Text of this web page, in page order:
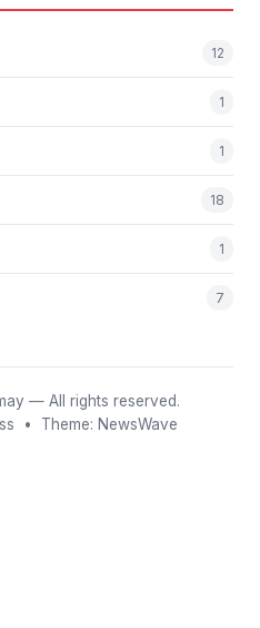
12
1
1
18
1
7
— All rights reserved.
• Theme: NewsWave